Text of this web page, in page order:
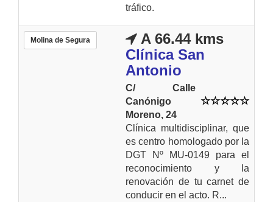
tráfico.
Molina de Segura
A 66.44 kms
Clínica San
Antonio
C/ Calle
Canónigo
Moreno, 24
Clínica multidisciplinar, que
es centro homologado por la
DGT Nº MU-0149 para el
reconocimiento y la
renovación de tu carnet de
conducir en el acto. R...